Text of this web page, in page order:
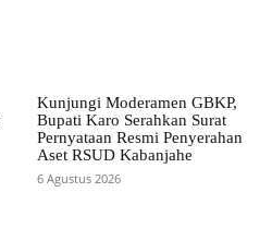
Kunjungi Moderamen GBKP,
Bupati Karo Serahkan Surat
Pernyataan Resmi Penyerahan
Aset RSUD Kabanjahe
6 Agustus 2026